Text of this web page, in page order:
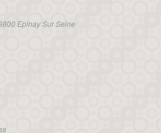
Epinay Sur Seine